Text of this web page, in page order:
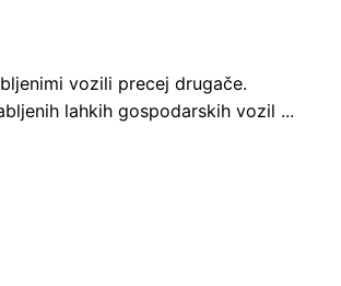
vozili precej drugače.
lahkih gospodarskih vozil ...